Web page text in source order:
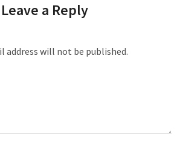
Leave a Reply
address will not be published.